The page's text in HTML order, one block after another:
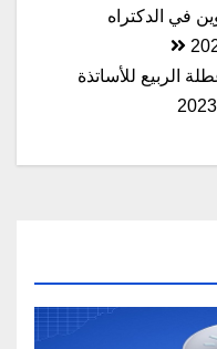
في الدكتراه
الربيع للأساتذة